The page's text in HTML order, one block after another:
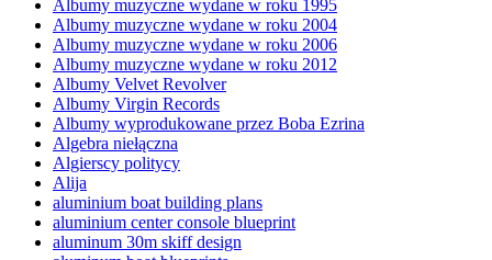
Albumy muzyczne wydane w roku 1995
Albumy muzyczne wydane w roku 2004
Albumy muzyczne wydane w roku 2006
Albumy muzyczne wydane w roku 2012
Albumy Velvet Revolver
Albumy Virgin Records
Albumy wyprodukowane przez Boba Ezrina
Algebra niełączna
Algierscy politycy
Alija
aluminium boat building plans
aluminium center console blueprint
aluminum 30m skiff design